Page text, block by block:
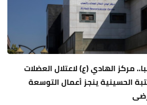
مركز الهادي (ع) لاعتلال العضلات
الحسينية ينجز أعمال التوسعة